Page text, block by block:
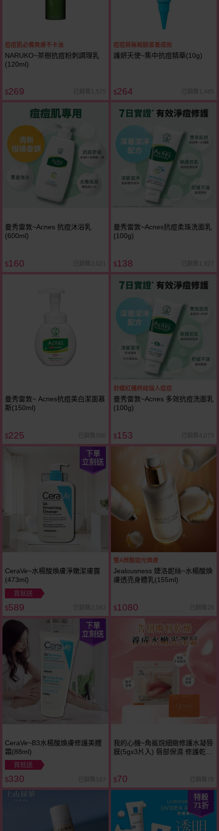
痘痘肌必備爽膚不卡油
NARUKO~茶樹抗痘粉刺調理乳
(120ml)
$269 已銷售1,575
痘痘掰無暇臉蛋養成術
護妍天使~集中抗痘精華(10g)
$264 已銷售1,485
曼秀雷敦~Acnes 抗痘沐浴乳
(600ml)
$160 已銷售3,021
曼秀雷敦~Acnes抗痘柔珠洗面乳
(100g)
$138 已銷售1,927
曼秀雷敦~ Acnes抗痘美白潔面慕
斯(150ml)
$225 已銷售580
舒緩紅腫終結惱人痘痘
曼秀雷敦~Acnes 多效抗痘洗面乳
(100g)
$153 已銷售4,075
下單
立刻送
CeraVe~水楊酸煥膚淨嫩潔膚露
(473ml)
買就送
$589 已銷售2,562
雙A微酸拋光煥膚
Jealousness 婕洛妮絲~水楊酸煥
膚透亮身體乳(155ml)
$1080 已銷售26
下單
立刻送
CeraVe~B3水楊酸煥膚修護美體
霜(88ml)
買就送
$330 已銷售187
我的心機~角鯊烷細緻修護水凝唇
膜(5gx3片入) 唇部保濕 修護乾燥
$70 已銷售76
特殺
71折